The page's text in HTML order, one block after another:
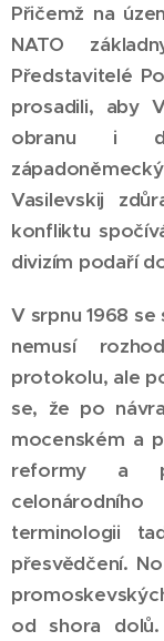
Přičemž na
NATO
Představitelé
prosadili, aby
obranu i
Vasilevskij
konfliktu
divizím podaří
V srpnu 1968
nemusí
protokolu, ale
se, že po
mocenském a
reformy a
terminologii
přesvědčení.
od shora